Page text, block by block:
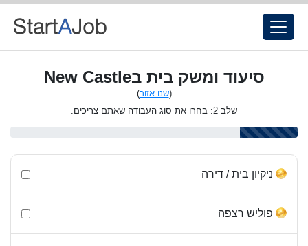
סיעוד ומשק בית בNew Castle
(שנו אזור)
שלב 2: בחרו את סוג העבודה שאתם צריכים.
ניקיון בית / דירה
פוליש רצפה